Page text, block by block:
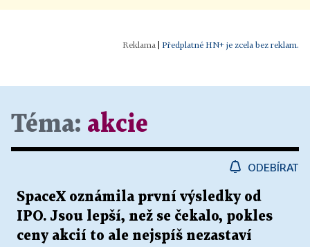
Předplatné HN+ je zcela bez reklam.
Téma: akcie
ODEBÍRAT
SpaceX oznámila první výsledky od
IPO. Jsou lepší, než se čekalo, pokles
ceny akcií to ale nejspíš nezastaví